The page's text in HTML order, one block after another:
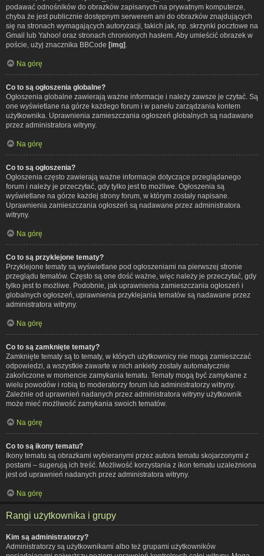
podawać odnośników do obrazków zapisanych na prywatnym komputerze,
chyba że jest publicznie dostępnym serwerem ani do obrazków znajdujących
się na stronach wymagających autoryzacji, takich jak, np. skrzynki pocztowe na
Gmail lub Yahoo! oraz stronach chronionych hasłem. Aby umieścić obrazek w
poście, użyj znacznika BBCode [img]
Na górę
Co to są ogłoszenia globalne?
Ogłoszenia globalne zawierają ważne informacje i należy zawsze je czytać. Są
one wyświetlane na górze każdego forum i w panelu zarządzania kontem
użytkownika. Uprawnienia zamieszczania ogłoszeń globalnych są nadawane
przez administratora witryny.
Na górę
Co to są ogłoszenia?
Ogłoszenia często zawierają ważne informacje dotyczące przeglądanego
forum i należy je przeczytać, gdy tylko jest to możliwe. Ogłoszenia są
wyświetlane na górze każdej strony forum, w którym zostały napisane.
Uprawnienia zamieszczania ogłoszeń są nadawane przez administratora
witryny.
Na górę
Co to są przyklejone tematy?
Przyklejone tematy są wyświetlane pod ogłoszeniami na pierwszej stronie
przeglądu tematów. Często są one dość ważne, więc należy je przeczytać, gdy
tylko jest to możliwe. Podobnie, jak uprawnienia zamieszczania ogłoszeń i
globalnych ogłoszeń, uprawnienia przyklejania tematów są nadawane przez
administratora witryny.
Na górę
Co to są zamknięte tematy?
Zamknięte tematy są to tematy, w których użytkownicy nie mogą zamieszczać
odpowiedzi, a wszystkie zawarte w nich ankiety zostały automatycznie
zakończone w momencie zamykania tematu. Tematy mogą być zamykane z
wielu powodów i robią to moderatorzy forum lub administratorzy witryny.
Zależnie od uprawnień nadanych przez administratora witryny użytkownik
może mieć możliwość zamykania swoich tematów.
Na górę
Co to są ikony tematu?
Ikony tematu są obrazkami wybieranymi przez autora tematu skojarzonymi z
postami – sugerują ich treść. Możliwość korzystania z ikon tematu uzależniona
jest od uprawnień nadanych przez administratora witryny.
Na górę
Rangi użytkownika i grupy
Kim są administratorzy?
Administratorzy są użytkownikami albo też grupami użytkowników